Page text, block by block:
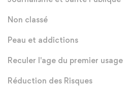
Non classé
Peau et addictions
Reculer l'age du premier usage
Réduction des Risques